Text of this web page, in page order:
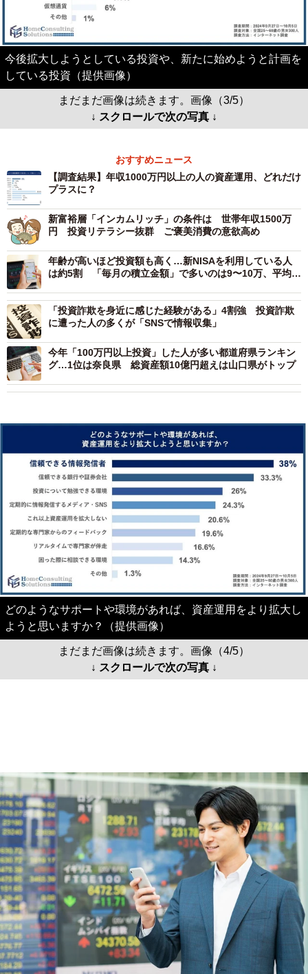
今後拡大しようとしている投資や、新たに始めようと計画を
している投資（提供画像）
まだまだ画像は続きます。画像（3/5）
↓ スクロールで次の写真 ↓
おすすめニュース
【調査結果】年収1000万円以上の人の資産運用、どれだけ
プラスに？
新富裕層「インカムリッチ」の条件は 世帯年収1500万
円 投資リテラシー抜群 ご褒美消費の意欲高め
年齢が高いほど投資額も高く…新NISAを利用している人
は約5割 「毎月の積立金額」で多いのは9〜10万、平均額
「投資詐欺を身近に感じた経験がある」4割強 投資詐欺
に遭った人の多くが「SNSで情報収集」
今年「100万円以上投資」した人が多い都道府県ランキン
グ…1位は奈良県 総資産額10億円超えは山口県がトップ
どのようなサポートや環境があれば、資産運用をより拡大し
ようと思いますか？（提供画像）
まだまだ画像は続きます。画像（4/5）
↓ スクロールで次の写真 ↓